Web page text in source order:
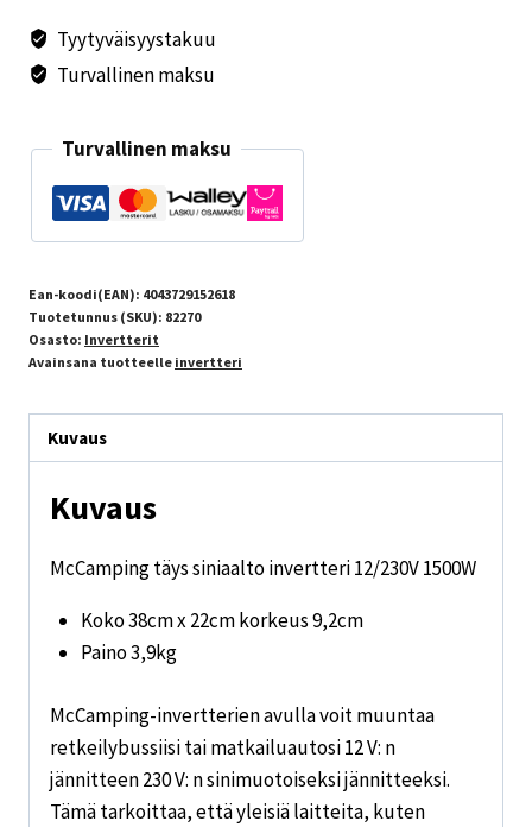
Tyytyväisyystakuu
Turvallinen maksu
Turvallinen maksu
Ean-koodi(EAN): 4043729152618
Tuotetunnus (SKU): 82270
Osasto: Invertterit
Avainsana tuotteelle invertteri
Kuvaus
Kuvaus
McCamping täys siniaalto invertteri 12/230V 1500W
Koko 38cm x 22cm korkeus 9,2cm
Paino 3,9kg
McCamping-invertterien avulla voit muuntaa
retkeilybussiisi tai matkailuautosi 12 V: n
jännitteen 230 V: n sinimuotoiseksi jännitteeksi.
Tämä tarkoittaa, että yleisiä laitteita, kuten